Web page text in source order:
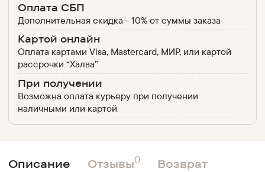
Оплата СБП
Дополнительная скидка - 10% от суммы заказа
Картой онлайн
Оплата картами Visa, Mastercard, МИР, или картой
рассрочки “Халва”
При получении
Возможна оплата курьеру при получении
наличными или картой
Описание Отзывы0 Возврат